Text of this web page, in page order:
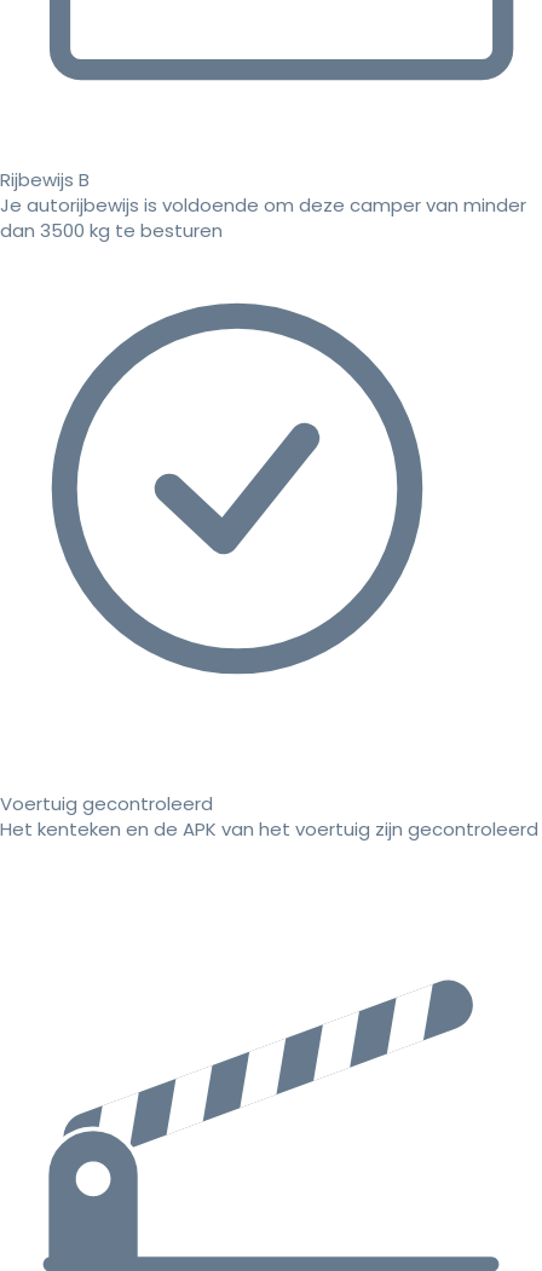
Rijbewijs B
Je autorijbewijs is voldoende om deze camper van minder
dan 3500 kg te besturen
Voertuig gecontroleerd
Het kenteken en de APK van het voertuig zijn gecontroleerd